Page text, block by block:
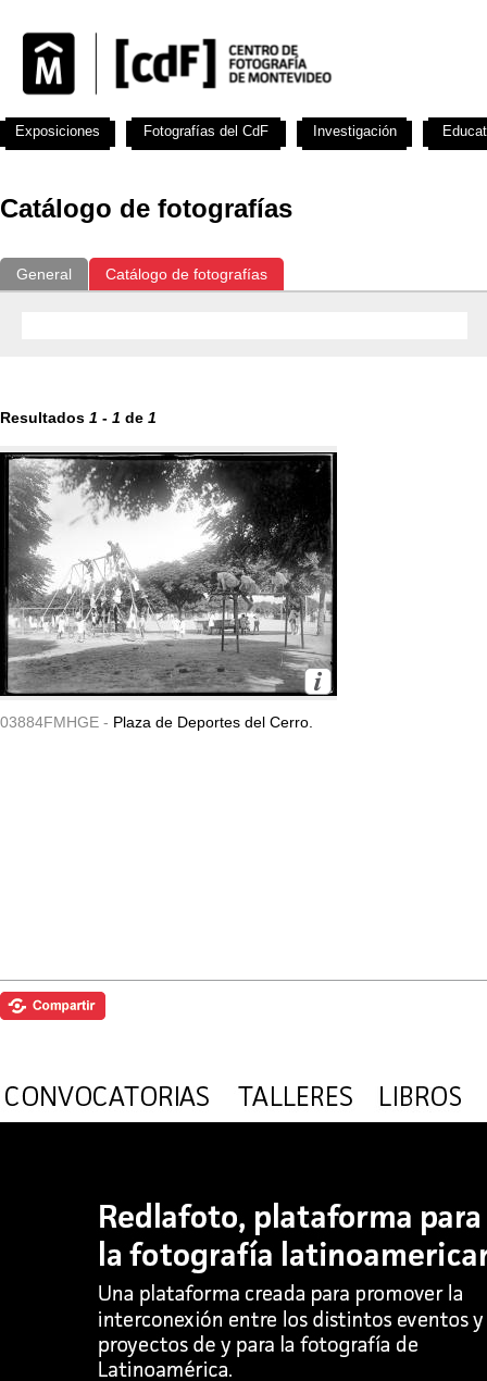
Catálogo de fotografías
General Catálogo de fotografías
Resultados 1 - 1 de 1
03884FMHGE - Plaza de Deportes del Cerro.
Exposiciones Fotografías del CdF Investigación